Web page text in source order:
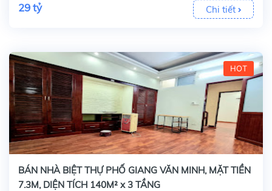
29 tỷ Chi tiết
HOT
BÁN NHÀ BIỆT THỰ PHỐ GIANG VĂN MINH, MẶT TIỀN
7.3M, DIỆN TÍCH 140M² x 3 TẦNG